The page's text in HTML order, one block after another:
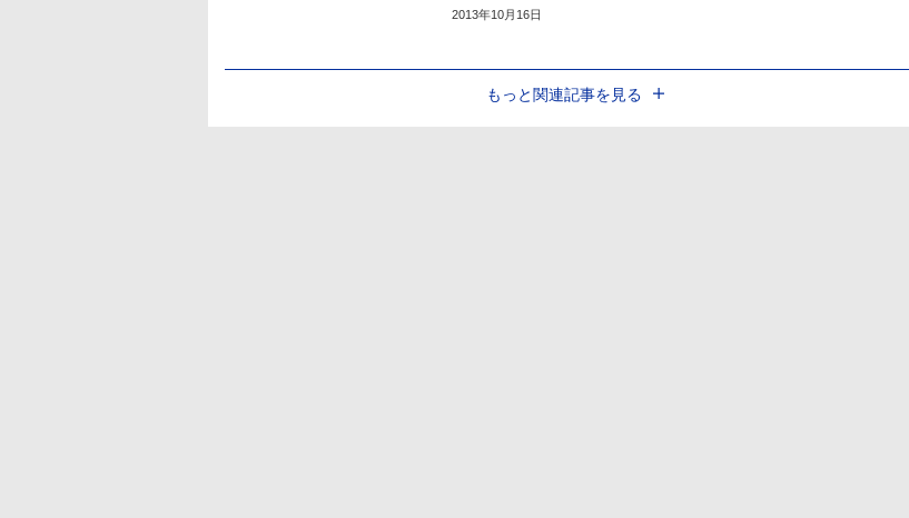
2013年10月16日
もっと関連記事を見る